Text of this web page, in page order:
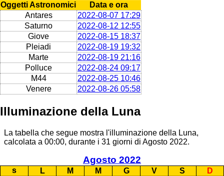
Oggetti Astronomici
Data e ora
Antares
2022-08-07 17:29
Saturno
2022-08-12 12:55
Giove
2022-08-15 18:37
Pleiadi
2022-08-19 19:32
Marte
2022-08-19 21:16
Polluce
2022-08-24 09:17
M44
2022-08-25 10:46
Venere
2022-08-26 05:58
Illuminazione della Luna
La tabella che segue mostra l'illuminazione della Luna,
calcolata a 00:00, durante i 31 giorni di Agosto 2022.
Agosto 2022
s L M M G V S D